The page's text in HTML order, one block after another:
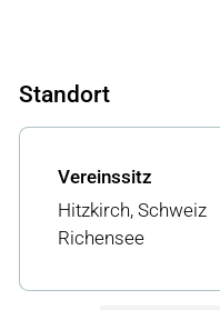
Standort
Vereinssitz
Hitzkirch, Schweiz
Richensee